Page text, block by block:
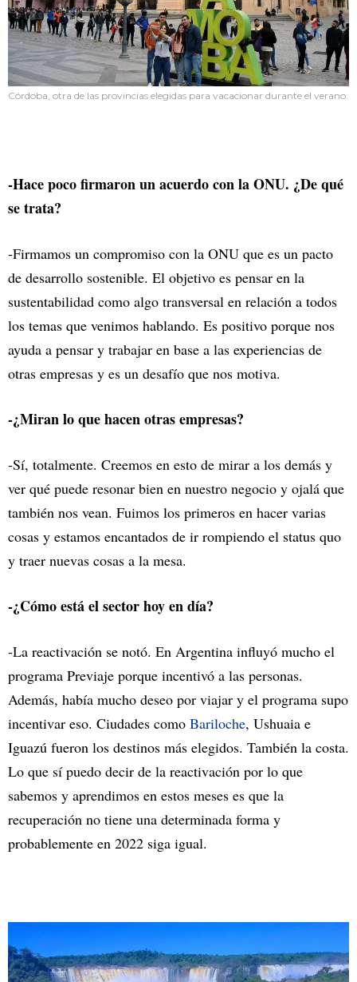
Córdoba, otra de las provincias elegidas para vacacionar durante el verano.
-Hace poco firmaron un acuerdo con la ONU. ¿De qué
se trata?
-Firmamos un compromiso con la ONU que es un pacto
de desarrollo sostenible. El objetivo es pensar en la
sustentabilidad como algo transversal en relación a todos
los temas que venimos hablando. Es positivo porque nos
ayuda a pensar y trabajar en base a las experiencias de
otras empresas y es un desafío que nos motiva.
-¿Miran lo que hacen otras empresas?
-Sí, totalmente. Creemos en esto de mirar a los demás y
ver qué puede resonar bien en nuestro negocio y ojalá que
también nos vean. Fuimos los primeros en hacer varias
cosas y estamos encantados de ir rompiendo el status quo
y traer nuevas cosas a la mesa.
-¿Cómo está el sector hoy en día?
-La reactivación se notó. En Argentina influyó mucho el
programa Previaje porque incentivó a las personas.
Además, había mucho deseo por viajar y el programa supo
incentivar eso. Ciudades como Bariloche, Ushuaia e
Iguazú fueron los destinos más elegidos. También la costa.
Lo que sí puedo decir de la reactivación por lo que
sabemos y aprendimos en estos meses es que la
recuperación no tiene una determinada forma y
probablemente en 2022 siga igual.